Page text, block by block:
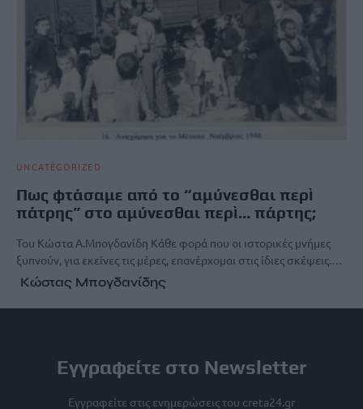
UNCATEGORIZED
Πως φτάσαμε από το “αμύνεσθαι περὶ
πάτρης” στο αμύνεσθαι περὶ… πάρτης;
Του Κώστα Α.Μπογδανίδη Κάθε φορά που οι ιστορικές μνήμες
ξυπνούν, για εκείνες τις μέρες, επανέρχομαι στις ίδιες σκέψεις.…
Κώστας Μπογδανίδης
Εγγραφείτε στο Newsletter
Εγγραφείτε στις ενημερώσεις του creta24.gr